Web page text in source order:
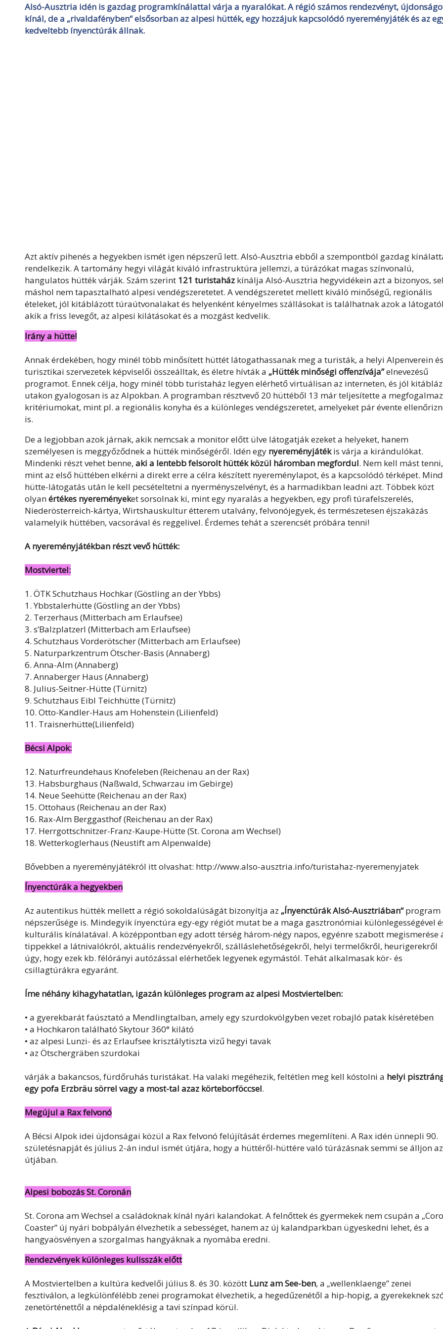
Alsó-Ausztria idén is gazdag programkínálattal várja a nyaralókat. A régió számos rendezvényt,
kínál, de a „rivaldafényben“ elsősorban az alpesi hütték, egy hozzájuk kapcsolódó nyereményjáték és az
kedveltebb ínyenctúrák állnak.
Azt aktív pihenés a hegyekben ismét igen népszerű lett. Alsó-Ausztria ebből a szempontból gazdag
rendelkezik. A tartomány hegyi világát kiváló infrastruktúra jellemzi, a túrázókat magas színvonalú,
hangulatos hütték várják. Szám szerint 121 turistaház kínálja Alsó-Ausztria hegyvidékein azt a bizonyos,
máshol nem tapasztalható alpesi vendégszeretetet. A vendégszeretet mellett kiváló minőségű, regionális
ételeket, jól kitáblázott túraútvonalakat és helyenként kényelmes szállásokat is találhatnak azok a
akik a friss levegőt, az alpesi kilátásokat és a mozgást kedvelik.
Irány a hütte!
Annak érdekében, hogy minél több minősített hüttét látogathassanak meg a turisták, a helyi Alpenverein
turisztikai szervezetek képviselői összeálltak, és életre hívták a „Hütték minőségi offenzívája”elnevezésű
programot. Ennek célja, hogy minél több turistaház legyen elérhető virtuálisan az interneten, és jól
utakon gyalogosan is az Alpokban. A programban résztvevő 20 hüttéből 13 már teljesítette a
kritériumokat, mint pl. a regionális konyha és a különleges vendégszeretet, amelyeket pár évente
is.
De a legjobban azok járnak, akik nemcsak a monitor előtt ülve látogatják ezeket a helyeket, hanem
személyesen is meggyőződnek a hütték minőségéről. Idén egy nyereményjátékis várja a kirándulókat.
Mindenki részt vehet benne, aki a lentebb felsorolt hütték közül háromban megfordul. Nem kell mást tenni,
mint az első hüttében elkérni a direkt erre a célra készített nyereménylapot, és a kapcsolódó térképet.
hütte-látogatás után le kell pecsételtetni a nyerményszelvényt, és a harmadikban leadni azt. Többek közt
olyanértékes nyereményeket sorsolnak ki, mint egy nyaralás a hegyekben, egy profi túrafelszerelés,
Niederösterreich-kártya, Wirtshauskultur étterem utalvány, felvonójegyek, és természetesen éjszakázás
valamelyik hüttében, vacsorával és reggelivel. Érdemes tehát a szerencsét próbára tenni!
A nyereményjátékban részt vevő hütték:
Mostviertel:
1. ÖTK Schutzhaus Hochkar (Göstling an der Ybbs)
1. Ybbstalerhütte (Göstling an der Ybbs)
2. Terzerhaus (Mitterbach am Erlaufsee)
3. s‘Balzplatzerl (Mitterbach am Erlaufsee)
4. Schutzhaus Vorderötscher (Mitterbach am Erlaufsee)
5. Naturparkzentrum Ötscher-Basis (Annaberg)
6. Anna-Alm (Annaberg)
7. Annaberger Haus (Annaberg)
8. Julius-Seitner-Hütte (Türnitz)
9. Schutzhaus Eibl Teichhütte (Türnitz)
10. Otto-Kandler-Haus am Hohenstein (Lilienfeld)
11. Traisnerhütte(Lilienfeld)
Bécsi Alpok:
12. Naturfreundehaus Knofeleben (Reichenau an der Rax)
13. Habsburghaus (Naßwald, Schwarzau im Gebirge)
14. Neue Seehütte (Reichenau an der Rax)
15. Ottohaus (Reichenau an der Rax)
16. Rax-Alm Berggasthof (Reichenau an der Rax)
17. Herrgottschnitzer-Franz-Kaupe-Hütte (St. Corona am Wechsel)
18. Wetterkoglerhaus (Neustift am Alpenwalde)
Bővebben a nyereményjátékról itt olvashat: http://www.also-ausztria.info/turistahaz-nyeremenyjatek
Ínyenctúrák a hegyekben
Az autentikus hütték mellett a régió sokoldalúságát bizonyítja az „Ínyenctúrák Alsó-Ausztriában“program
népszerűsége is. Mindegyik ínyenctúra egy-egy régiót mutat be a maga gasztronómiai különlegességével
kulturális kínálatával. A középpontban egy adott térség három-négy napos, egyénre szabott megismerése
tippekkel a látnivalókról, aktuális rendezvényekről, szálláslehetőségekről, helyi termelőkről, heurigerekről
úgy, hogy ezek kb. félórányi autózással elérhetőek legyenek egymástól. Tehát alkalmasak kör- és
csillagtúrákra egyaránt.
Íme néhány kihagyhatatlan, igazán különleges program az alpesi Mostviertelben:
• a gyerekbarát faúsztató a Mendlingtalban, amely egy szurdokvölgyben vezet robajló patak kíséretében
• a Hochkaron található Skytour 360° kilátó
• az alpesi Lunzi- és az Erlaufsee krisztálytiszta vizű hegyi tavak
• az Ötschergräben szurdokai
várják a bakancsos, fürdőruhás turistákat. Ha valaki megéhezik, feltétlen meg kell kóstolni a helyi
egy pofa Erzbräu sörrel vagy a most-tal azaz körteborföccsel.
Megújul a Rax felvonó
A Bécsi Alpok idei újdonságai közül a Rax felvonó felújítását érdemes megemlíteni. A Rax idén ünnepli 90.
születésnapját és július 2-án indul ismét útjára, hogy a hüttéről-hüttére való túrázásnak semmi se álljon az
útjában.
Alpesi bobozás St. Coronán
St. Corona am Wechsel a családoknak kínál nyári kalandokat. A felnőttek és gyermekek nem csupán a
Coaster” új nyári bobpályán élvezhetik a sebességet, hanem az új kalandparkban ügyeskedni lehet, és a
hangyaösvényen a szorgalmas hangyáknak a nyomába eredni.
Rendezvények különleges kulisszák előtt
A Mostviertelben a kultúra kedvelői július 8. és 30. között Lunz am See-ben, a „wellenklaenge” zenei
fesztiválon, a legkülönfélébb zenei programokat élvezhetik, a hegedűzenétől a hip-hopig, a gyerekeknek
zenetörténettől a népdaléneklésig a tavi színpad körül.